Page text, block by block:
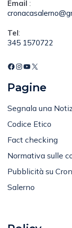
Email :
Tel:
345 1570722
Pagine
Segnala una
Codice Etico
Fact checking
Normativa sulle
Pubblicità su
Salerno